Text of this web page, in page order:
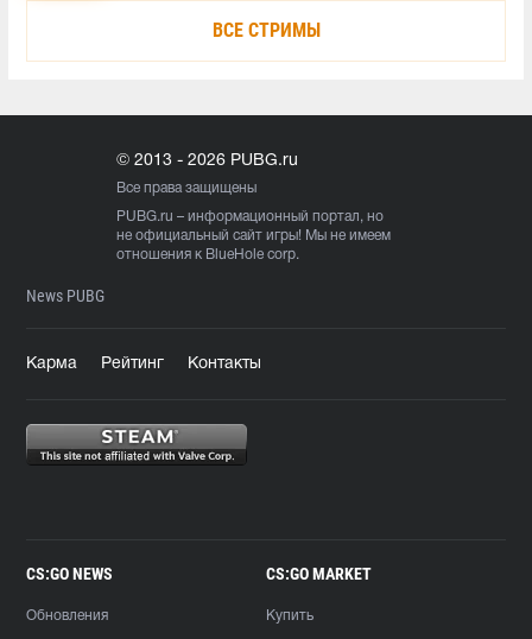
ВСЕ СТРИМЫ
© 2013 - 2026 PUBG.ru
Все права защищены
PUBG.ru – информационный портал, но
не официальный сайт игры! Мы не имеем
отношения к BlueHole corp.
News PUBG
Карма Рейтинг Контакты
CS:GO NEWS
Обновления
CS:GO MARKET
Купить